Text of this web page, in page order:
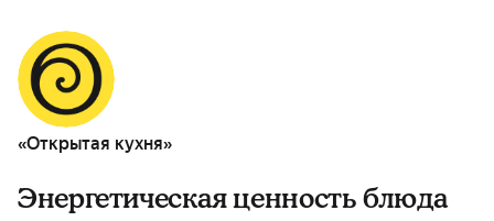
«Открытая кухня»
Энергетическая ценность блюда